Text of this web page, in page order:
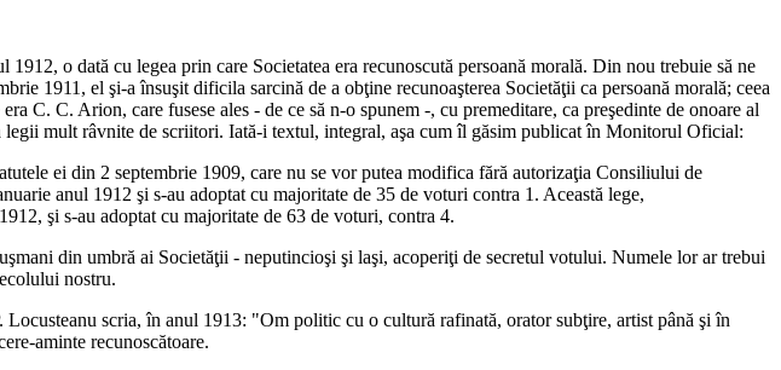
o dată cu legea prin care Societatea era recunoscută persoană morală. Din nou trebuie să ne
1911, el şi-a însuşit dificila sarcină de a obţine recunoaşterea Societăţii ca persoană morală; ceea
C. C. Arion, care fusese ales - de ce să n-o spunem -, cu premeditare, ca preşedinte de onoare al
mult râvnite de scriitori. Iată-i textul, integral, aşa cum îl găsim publicat în Monitorul Oficial:
ei din 2 septembrie 1909, care nu se vor putea modifica fără autorizaţia Consiliului de
anul 1912 şi s-au adoptat cu majoritate de 35 de voturi contra 1. Această lege,
şi s-au adoptat cu majoritate de 63 de voturi, contra 4.
din umbră ai Societăţii - neputincioşi şi laşi, acoperiţi de secretul votului. Numele lor ar trebui
nostru.
scria, în anul 1913: "Om politic cu o cultură rafinată, orator subţire, artist până şi în
aminte recunoscătoare.